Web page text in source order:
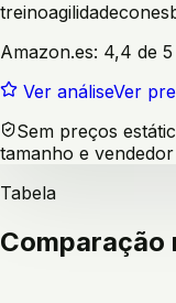
treinoagilidadecones
Amazon.es: 4,4 de
Ver análiseVer
Sem preços
tamanho e
Tabela
Comparação